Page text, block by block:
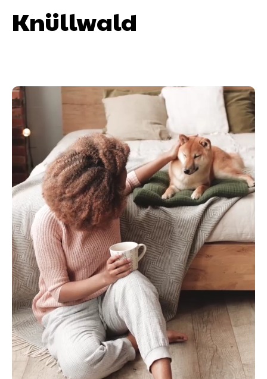
Knüllwald